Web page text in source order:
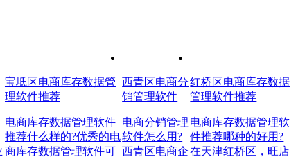
宝坻区电商库存数据管
理软件推荐
电商库存数据管理软件
推荐什么样的?优秀的电
商库存数据管理软件可
西青区电商分
销管理软件
电商分销管理
软件怎么用?
西青区电商企
红桥区电商库存数据
管理软件推荐
电商库存数据管理软
件推荐哪种的好用?
在天津红桥区，旺店